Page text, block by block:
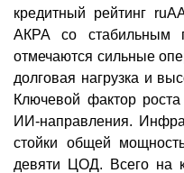
кредитный рейтинг
АКРА со стабильным
отмечаются сильные
долговая нагрузка и
Ключевой фактор
ИИ-направления.
стойки общей
девяти ЦОД. Всего на